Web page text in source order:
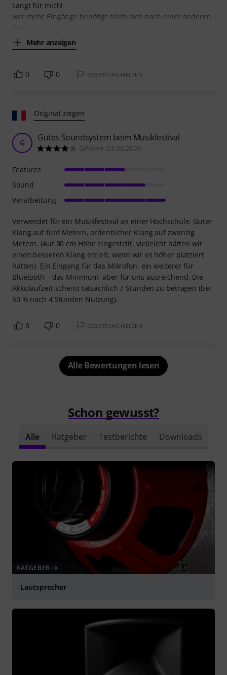
Langt für mich!
wer mehr Eingänge benötigt sollte sich nach einer anderen
Mehr anzeigen
0 0 BEWERTUNG MELDEN
Original zeigen
G Gutes Soundsystem beim Musikfestival
GPierre 23.06.2025
Verwendet für ein Musikfestival an einer Hochschule. Guter
Klang auf fünf Metern, ordentlicher Klang auf zwanzig
Metern. (Auf 80 cm Höhe eingestellt, vielleicht hätten wir
einen besseren Klang erzielt, wenn wir es höher platziert
hätten). Ein Eingang für das Mikrofon, ein weiterer für
Bluetooth – das Minimum, aber für uns ausreichend. Die
Akkulaufzeit scheint tatsächlich 7 Stunden zu betragen (bei
50 % nach 4 Stunden Nutzung).
Features
Sound
Verarbeitung
8 0 BEWERTUNG MELDEN
Alle Bewertungen lesen
Schon gewusst?
Alle Ratgeber Testberichte Downloads
RATGEBER
Lautsprecher